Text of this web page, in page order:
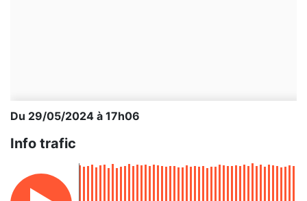
Du 29/05/2024 à 17h06
Info trafic